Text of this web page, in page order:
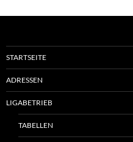
STARTSEITE
ADRESSEN
LIGABETRIEB
TABELLEN